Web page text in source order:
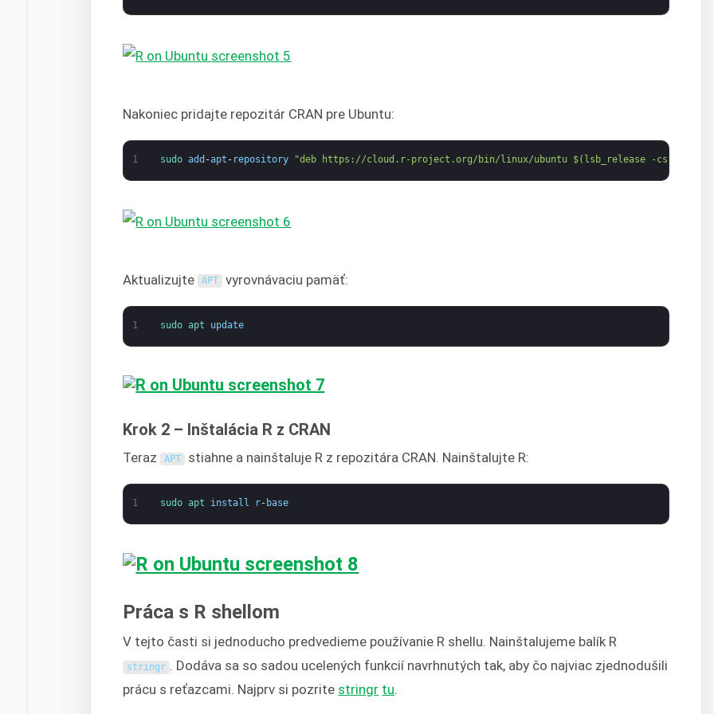
Nakoniec pridajte repozitár CRAN pre Ubuntu:
1 sudo add -apt - repository "deb https://cloud.r-project.org/bin/linux/ubuntu $(lsb_release -cs)-
Aktualizujte APT vyrovnávaciu pamäť:
1 sudo apt update
Krok 2 – Inštalácia R z CRAN
Teraz APT stiahne a nainštaluje R z repozitára CRAN. Nainštalujte R:
1 sudo apt install r- base
Práca s R shellom
V tejto časti si jednoducho predvedieme používanie R shellu. Nainštalujeme balík R
stringr . Dodáva sa so sadou ucelených funkcií navrhnutých tak, aby čo najviac zjednodušili
prácu s reťazcami. Najprv si pozrite stringr tu.